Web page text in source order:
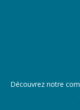
Découvrez notre